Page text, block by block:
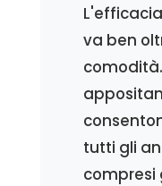
va ben
tutti gli
compresi